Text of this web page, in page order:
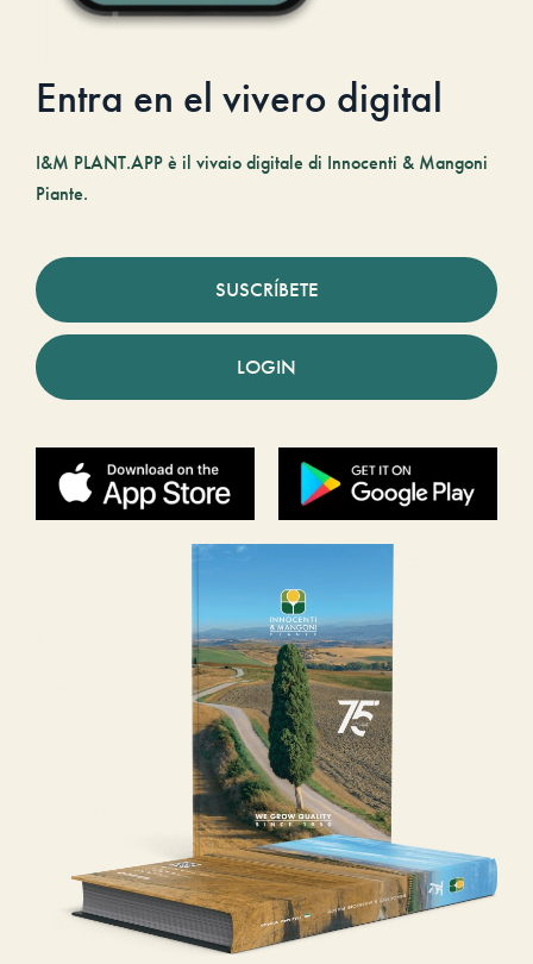
Entra en el vivero digital
I&M PLANT.APP è il vivaio digitale di Innocenti & Mangoni
Piante.
SUSCRÍBETE
LOGIN